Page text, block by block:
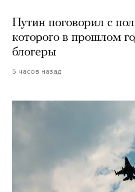
Путин поговорил с
которого в прошлом
блогеры
5 часов назад